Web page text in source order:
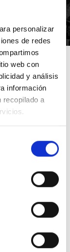
personalizar
de redes
web con
y análisis
información
recopilado a